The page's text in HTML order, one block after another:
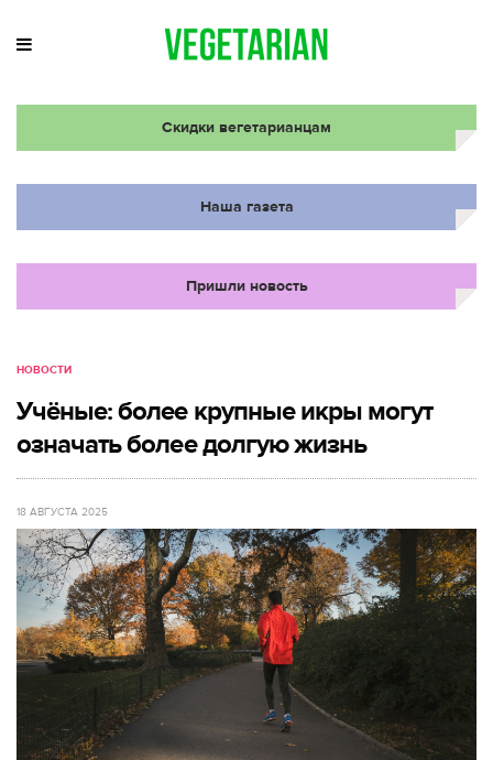
Скидки вегетарианцам
Наша газета
Пришли новость
НОВОСТИ
Учёные: более крупные икры могут
означать более долгую жизнь
18 АВГУСТА 2025